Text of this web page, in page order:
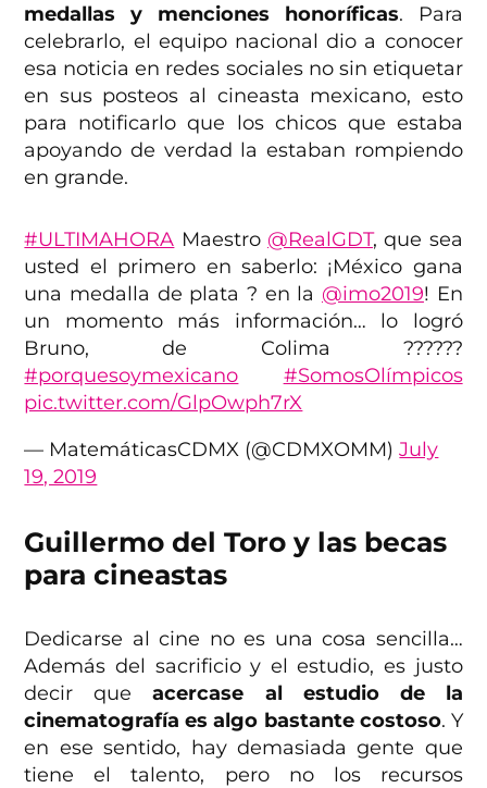
medallas y menciones honoríficas. Para
celebrarlo, el equipo nacional dio a conocer
esa noticia en redes sociales no sin etiquetar
en sus posteos al cineasta mexicano, esto
para notificarlo que los chicos que estaba
apoyando de verdad la estaban rompiendo
en grande.
#ULTIMAHORA Maestro @RealGDT, que sea
usted el primero en saberlo: ¡México gana
una medalla de plata ? en la @imo2019! En
un momento más información… lo logró
Bruno, de Colima ??????
#porquesoymexicano
#SomosOlímpicos
pic.twitter.com/GlpOwph7rX
— MatemáticasCDMX (@CDMXOMM)July
19, 2019
Guillermo del Toro y las becas
para cineastas
Dedicarse al cine no es una cosa sencilla…
Además del sacrificio y el estudio, es justo
decir queacercase al estudio de la
cinematografía es algo bastante costoso. Y
en ese sentido, hay demasiada gente que
tiene el talento, pero no los recursos